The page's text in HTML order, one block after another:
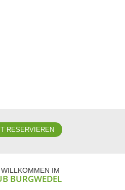
RESERVIEREN
IM
BURGWEDEL